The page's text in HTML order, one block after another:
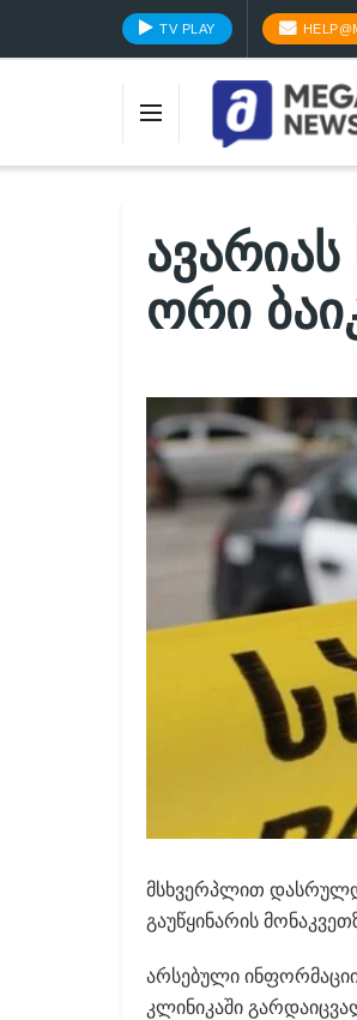
TV PLAY
ავარიას
ორი
მსხვერპლით
გაუწყინარის
არსებული
კლინიკაში